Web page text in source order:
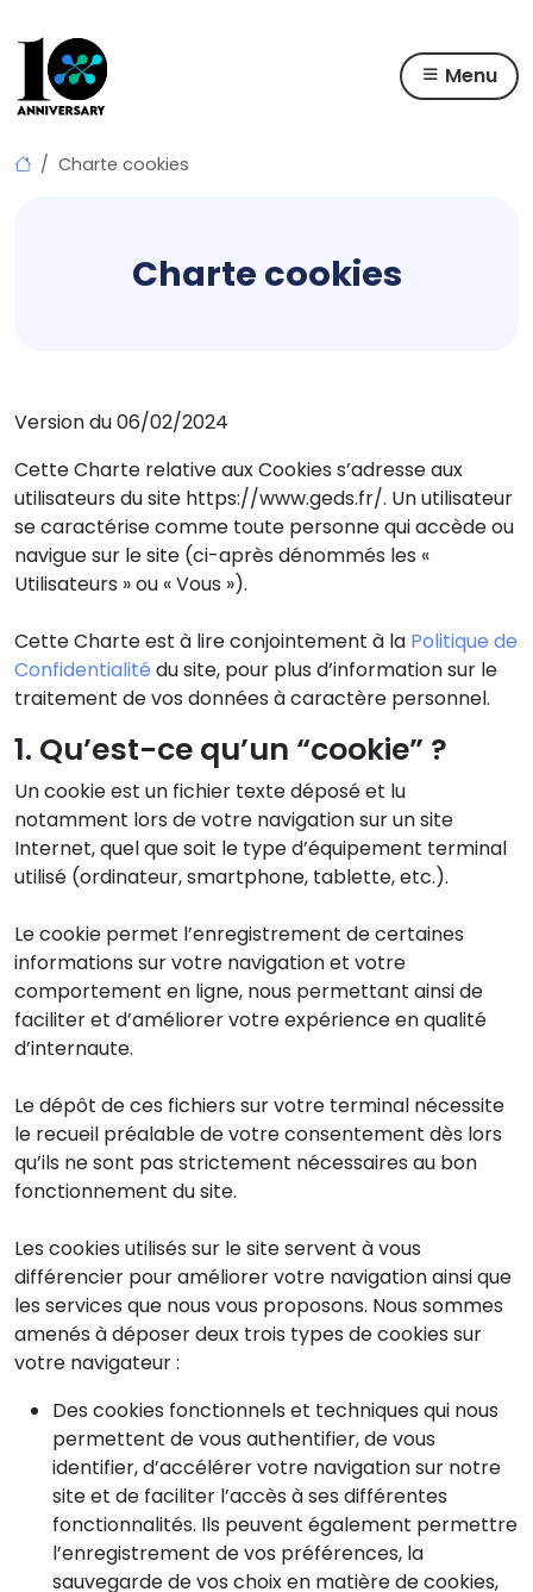
Skip
Menu
Charte cookies
Charte cookies
Version du 06/02/2024
Cette Charte relative aux Cookies s’adresse aux
utilisateurs du site https://www.geds.fr/. Un utilisateur
se caractérise comme toute personne qui accède ou
navigue sur le site (ci-après dénommés les «
Utilisateurs » ou « Vous »).
Cette Charte est à lire conjointement à la Politique de
Confidentialité du site, pour plus d’information sur le
traitement de vos données à caractère personnel.
1. Qu’est-ce qu’un “cookie” ?
Un cookie est un fichier texte déposé et lu
notamment lors de votre navigation sur un site
Internet, quel que soit le type d’équipement terminal
utilisé (ordinateur, smartphone, tablette, etc.).
Le cookie permet l’enregistrement de certaines
informations sur votre navigation et votre
comportement en ligne, nous permettant ainsi de
faciliter et d’améliorer votre expérience en qualité
d’internaute.
Le dépôt de ces fichiers sur votre terminal nécessite
le recueil préalable de votre consentement dès lors
qu’ils ne sont pas strictement nécessaires au bon
fonctionnement du site.
Les cookies utilisés sur le site servent à vous
différencier pour améliorer votre navigation ainsi que
les services que nous vous proposons. Nous sommes
amenés à déposer deux trois types de cookies sur
votre navigateur :
Des cookies fonctionnels et techniques qui nous
permettent de vous authentifier, de vous
identifier, d’accélérer votre navigation sur notre
site et de faciliter l’accès à ses différentes
fonctionnalités. Ils peuvent également permettre
l’enregistrement de vos préférences, la
sauvegarde de vos choix en matière de cookies,